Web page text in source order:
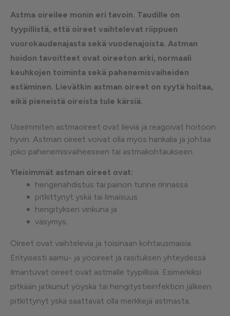
Astma oireilee monin eri tavoin. Taudille on
tyypillistä, että oireet vaihtelevat riippuen
vuorokaudenajasta sekä vuodenajoista. Astman
hoidon tavoitteet ovat oireeton arki, normaali
keuhkojen toiminta sekä pahenemisvaiheiden
estäminen. Lievätkin astman oireet on syytä hoitaa,
eikä pieneistä oireista tule kärsiä.
Useimmiten astmaoireet ovat lieviä ja reagoivat hoitoon
hyvin. Astman oireet voivat olla myös hankalia ja johtaa
joko pahenemisvaiheeseen tai astmakohtaukseen.
Yleisimmät astman oireet ovat:
hengenahdistus tai painon tunne rinnassa
pitkittynyt yskä tai limaisuus
hengityksen vinkuna ja
väsymys.
Oireet ovat vaihtelevia ja toisinaan kohtausmaisia.
Erityisesti aamu- ja yöoireet ja rasituksen yhteydessä
ilmantuvat oireet ovat astmalle tyypillisiä. Esimerkiksi
pitkään jatkunut yöyskä tai hengitystieinfektion jälkeen
pitkittynyt yskä saattavat olla merkkejä astmasta.